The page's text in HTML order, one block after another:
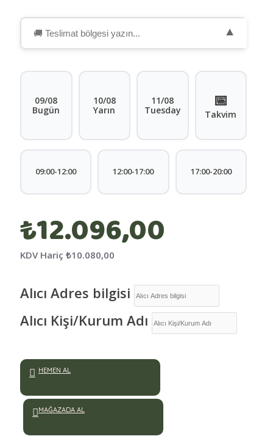
▼
09/08
Bugün
10/08
Yarın
11/08
Tuesday
📅
Takvim
09:00-12:00 12:00-17:00 17:00-20:00
₺12.096,00
KDV Hariç ₺10.080,00
Alıcı Adres bilgisi
Alıcı Kişi/Kurum Adı
HEMEN AL
MAĞAZADA AL